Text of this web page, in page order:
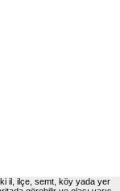
il, ilçe, semt, köy yada yer